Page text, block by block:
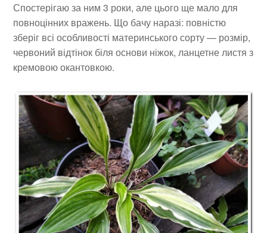
Спостерігаю за ним 3 роки, але цього ще мало для
повноцінних вражень. Що бачу наразі: повністю
зберіг всі особливості материнського сорту — розмір,
червоний відтінок біля основи ніжок, ланцетне листя з
кремовою окантовкою.